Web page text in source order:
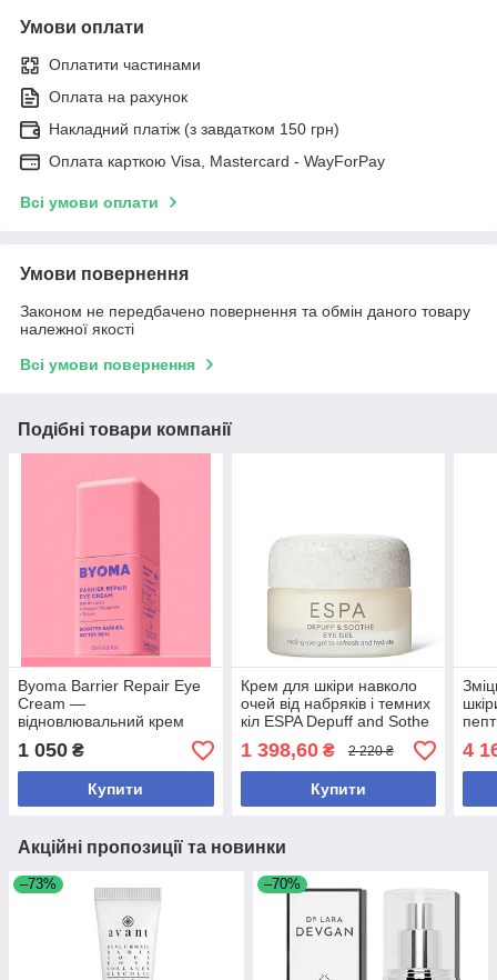
Умови оплати
Оплатити частинами
Оплата на рахунок
Накладний платіж (з завдатком 150 грн)
Оплата карткою Visa, Mastercard - WayForPay
Всі умови оплати
Умови повернення
Законом не передбачено повернення та обмін даного товару
належної якості
Всі умови повернення
Подібні товари компанії
Byoma Barrier Repair Eye
Cream —
відновлювальний крем
для шкіри навколо очей з
мідними пептидами та
ектоїном, 20 мл
1 050 ₴
Купити
Крем для шкіри навколо
очей від набряків і темних
кіл ESPA Depuff and Sothe
Eye Gel 15 мл (без
коробки)
1 398,60₴ 2 220 ₴
Купити
4
Акційні пропозиції та новинки
–73% –70%